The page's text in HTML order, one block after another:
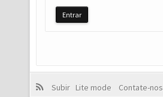
Subir Lite mode
Contate-nos